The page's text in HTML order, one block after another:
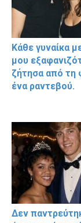
Κάθε γυναίκα
μου
ζήτησα από τη
ένα ραντεβού.
Δεν